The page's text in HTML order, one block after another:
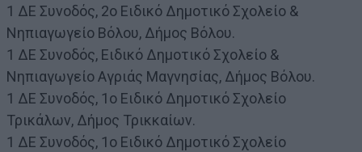
1 ΔΕ Συνοδός, 2ο Ειδικό Δημοτικό Σχολείο &
Νηπιαγωγείο Βόλου, Δήμος Βόλου.
1 ΔΕ Συνοδός, Ειδικό Δημοτικό Σχολείο &
Νηπιαγωγείο Αγριάς Μαγνησίας, Δήμος Βόλου.
1 ΔΕ Συνοδός, 1ο Ειδικό Δημοτικό Σχολείο
Τρικάλων, Δήμος Τρικκαίων.
1 ΔΕ Συνοδός, 1ο Ειδικό Δημοτικό Σχολείο